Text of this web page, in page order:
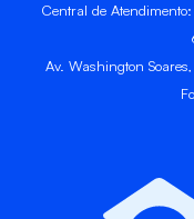
Central de
Av. Washington